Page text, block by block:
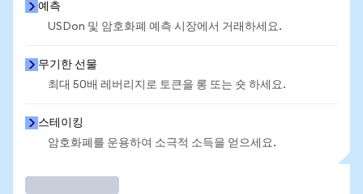
예측
USDon 및 암호화폐 예측 시장에서 거래하세요.
무기한 선물
최대 50배 레버리지로 토큰을 롱 또는 숏 하세요.
스테이킹
암호화폐를 운용하여 소극적 소득을 얻으세요.